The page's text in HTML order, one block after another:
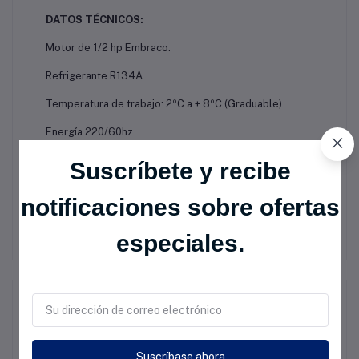
DATOS TÉCNICOS:
Motor de 1/2 hp Embraco.
Refrigerante R134A
Temperatura de trabajo: 2ºC a + 8ºC (Graduable)
Energía 220/60hz
MEDIDAS:
LARGO 180 CM, ANCHO 70 CM, ALTO 90 + 50 CM
Suscríbete y recibe
notificaciones sobre ofertas
especiales.
Suscríbase ahora